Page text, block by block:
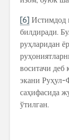
[6] Истимдод
билдиради.
руҳларидан
воситачи
экани
саҳифасида
ўтилган.